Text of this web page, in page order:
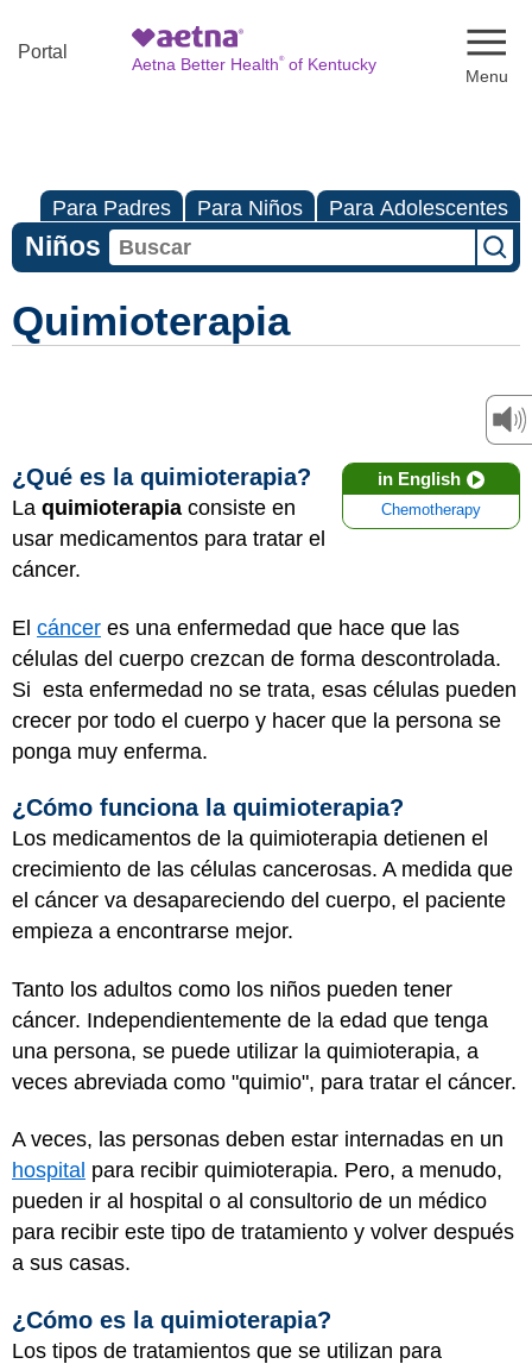
Portal
Aetna Better Health®of Kentucky
Para Padres Para Niños Para Adolescentes
Niños
Quimioterapia
in English
Chemotherapy
¿Qué es la quimioterapia?
La quimioterapia consiste en
usar medicamentos para tratar el
cáncer.
El cáncer es una enfermedad que hace que las
células del cuerpo crezcan de forma descontrolada.
Si esta enfermedad no se trata, esas células pueden
crecer por todo el cuerpo y hacer que la persona se
ponga muy enferma.
¿Cómo funciona la quimioterapia?
Los medicamentos de la quimioterapia detienen el
crecimiento de las células cancerosas. A medida que
el cáncer va desapareciendo del cuerpo, el paciente
empieza a encontrarse mejor.
Tanto los adultos como los niños pueden tener
cáncer. Independientemente de la edad que tenga
una persona, se puede utilizar la quimioterapia, a
veces abreviada como "quimio", para tratar el cáncer.
A veces, las personas deben estar internadas en un
hospital para recibir quimioterapia. Pero, a menudo,
pueden ir al hospital o al consultorio de un médico
para recibir este tipo de tratamiento y volver después
a sus casas.
¿Cómo es la quimioterapia?
Los tipos de tratamientos que se utilizan para